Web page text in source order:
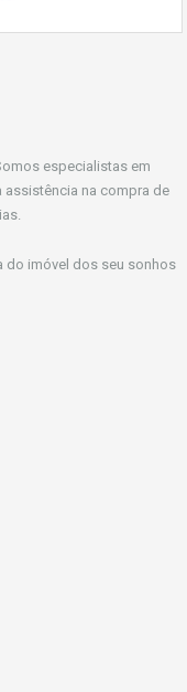
especialistas em
na compra de
do imóvel dos seu sonhos